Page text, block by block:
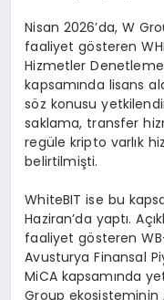
Nisan 2026’da, W
faaliyet gösteren
Hizmetler Denetleme
kapsamında lisans
söz konusu
saklama, transfer
regüle kripto varlık
belirtilmişti.
WhiteBIT ise bu
Haziran’da yaptı.
faaliyet gösteren
Avusturya Finansal
MiCA kapsamında
Group ekosisteminin